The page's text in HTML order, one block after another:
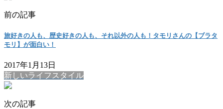
前の記事
旅好きの人も、歴史好きの人も、それ以外の人も！タモリさんの【ブラタ
モリ】が面白い！
2017年1月13日
新しいライフスタイル
次の記事